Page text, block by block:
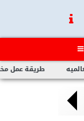

طريقة عمل مخلل الجزر